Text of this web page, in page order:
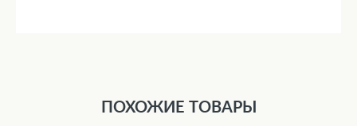
ПОХОЖИЕ ТОВАРЫ